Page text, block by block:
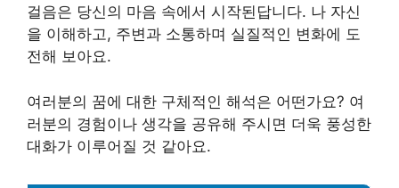
걸음은 당신의 마음 속에서 시작된답니다. 나 자신
을 이해하고, 주변과 소통하며 실질적인 변화에 도
전해 보아요.
여러분의 꿈에 대한 구체적인 해석은 어떤가요? 여
러분의 경험이나 생각을 공유해 주시면 더욱 풍성한
대화가 이루어질 것 같아요.